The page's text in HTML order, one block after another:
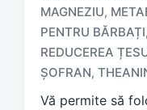
T
a
g
e
d
MAGNEZIU,
PENTRU BĂRBAȚI,
REDUCEREA
ŞOFRAN,
Vă permite să